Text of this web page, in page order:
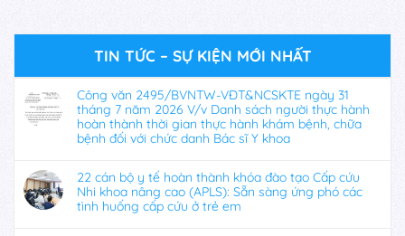
TIN TỨC – SỰ KIỆN MỚI NHẤT
Công văn 2495/BVNTW-VĐT&NCSKTE ngày 31
tháng 7 năm 2026 V/v Danh sách người thực hành
hoàn thành thời gian thực hành khám bệnh, chữa
bệnh đối với chức danh Bác sĩ Y khoa
22 cán bộ y tế hoàn thành khóa đào tạo Cấp cứu
Nhi khoa nâng cao (APLS): Sẵn sàng ứng phó các
tình huống cấp cứu ở trẻ em